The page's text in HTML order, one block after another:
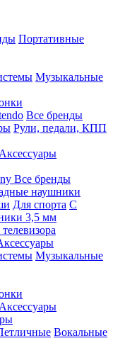
Портативные
Музыкальные
Все бренды
Рули, педали, КПП
Аксессуары
Все бренды
наушники
Для спорта С
3,5 мм
Музыкальные
Аксессуары
Вокальные